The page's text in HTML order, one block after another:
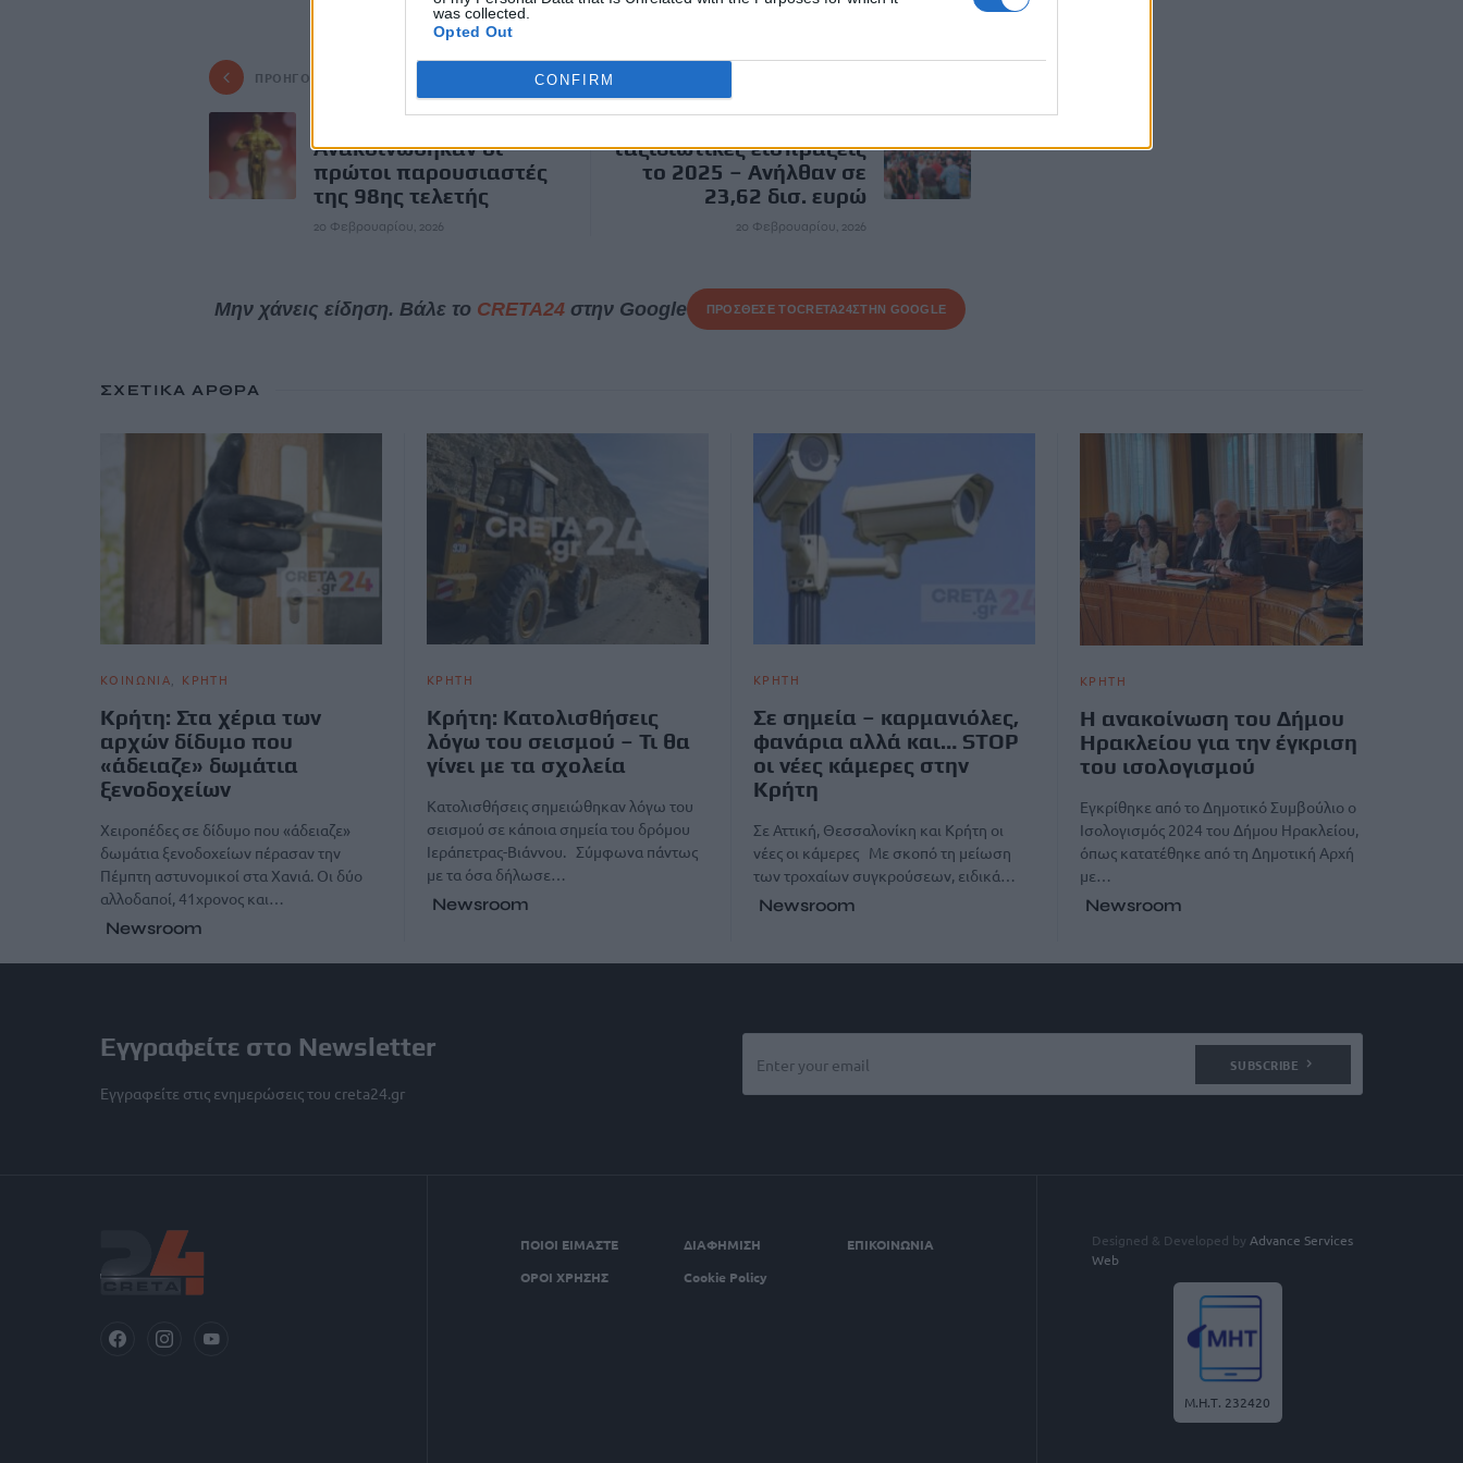
was collected.
Opted Out
CONFIRM
ΠΡΟΗΓΟΎΜΕΝΟ
Όσκαρ 2026:
Ανακοινώθηκαν οι
πρώτοι παρουσιαστές
της 98ης τελετής
20 Φεβρουαρίου, 2026
ΤτΕ: Αλμα 9,4% στις
ταξιδιωτικές εισπράξεις
το 2025 – Ανήλθαν σε
23,62 δισ. ευρώ
20 Φεβρουαρίου, 2026
Μην χάνεις είδηση. Βάλε το CRETA24στην Google ΠΡΟΣΘΕΣΕ ΤΟCRETA24ΣΤΗΝ GOOGLE
ΣΧΕΤΙΚΆ ΆΡΘΡΑ
ΚΟΙΝΩΝΙΑ ΚΡΗΤΗ
Κρήτη: Στα χέρια των
αρχών δίδυμο που
«άδειαζε» δωμάτια
ξενοδοχείων
Χειροπέδες σε δίδυμο που «άδειαζε»
δωμάτια ξενοδοχείων πέρασαν την
Πέμπτη αστυνομικοί στα Χανιά. Οι δύο
αλλοδαποί, 41χρονος και…
Newsroom
ΚΡΗΤΗ
Κρήτη: Κατολισθήσεις
λόγω του σεισμού – Τι θα
γίνει με τα σχολεία
Κατολισθήσεις σημειώθηκαν λόγω του
σεισμού σε κάποια σημεία του δρόμου
Ιεράπετρας-Βιάννου. Σύμφωνα πάντως
με τα όσα δήλωσε…
Newsroom
ΚΡΗΤΗ
Σε σημεία – καρμανιόλες,
φανάρια αλλά και… STOP
οι νέες κάμερες στην
Κρήτη
Σε Αττική, Θεσσαλονίκη και Κρήτη οι
νέες οι κάμερες Με σκοπό τη μείωση
των τροχαίων συγκρούσεων, ειδικά…
Newsroom
ΚΡΗΤΗ
Η ανακοίνωση του Δήμου
Ηρακλείου για την έγκριση
του ισολογισμού
Εγκρίθηκε από το Δημοτικό Συμβούλιο ο
Ισολογισμός 2024 του Δήμου Ηρακλείου,
όπως κατατέθηκε από τη Δημοτική Αρχή
με…
Newsroom
Εγγραφείτε στο Newsletter
Εγγραφείτε στις ενημερώσεις του creta24.gr
SUBSCRIBE
ΠΟΙΟΙ ΕΙΜΑΣΤΕ ΔΙΑΦΗΜΙΣΗ
ΕΠΙΚΟΙΝΩΝΙΑ
ΟΡΟΙ ΧΡΗΣΗΣ
Cookie Policy
Designed & Developed by Advance Services
Web
Μ.Η.Τ. 232420